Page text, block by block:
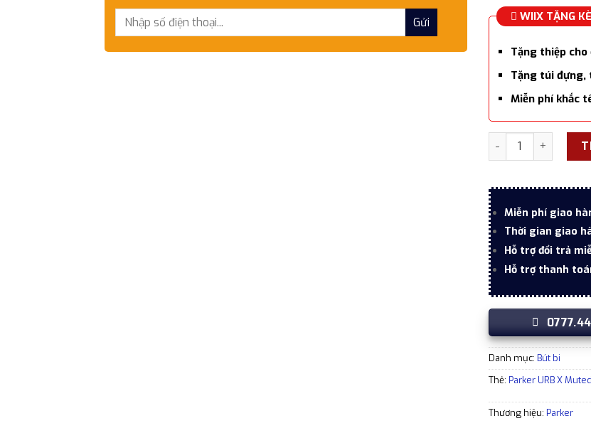
WIIX TẶNG
Tặng thiệp
Tặng túi đựng,
Miễn phí khắc
Bút ký tên Parker
Miễn phí giao
Thời gian giao
Hỗ trợ đổi trả
Hỗ trợ thanh
Danh mục: Bút bi
Thẻ: Parker URB X
Thương hiệu: Parker